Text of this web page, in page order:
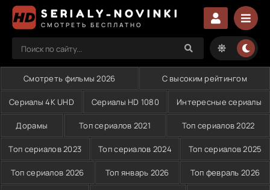
SERIALY-NOVINKI
СМОТРЕТЬ БЕСПЛАТНО
Смотреть фильмы 2026 С высоким рейтингом
Сериалы 4K UHD Сериалы HD 1080 Интересные сериалы
Дорамы Топ сериалов 2021 Топ сериалов 2022
Топ сериалов 2023 Топ сериалов 2024 Топ сериалов 2025
Топ сериалов 2026 Топ январь 2026 Топ февраль 2026